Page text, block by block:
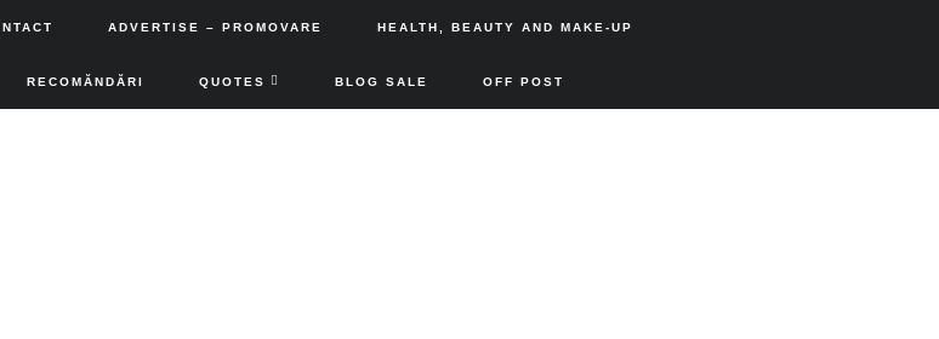
ADVERTISE – PROMOVARE HEALTH, BEAUTY AND MAKE-UP
RECOMĂNDĂRI QUOTES BLOG SALE OFF POST